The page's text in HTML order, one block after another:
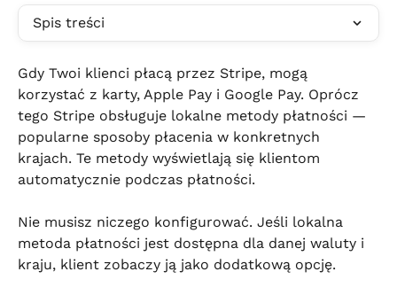
Spis treści
Gdy Twoi klienci płacą przez Stripe, mogą
korzystać z karty, Apple Pay i Google Pay. Oprócz
tego Stripe obsługuje lokalne metody płatności —
popularne sposoby płacenia w konkretnych
krajach. Te metody wyświetlają się klientom
automatycznie podczas płatności.
Nie musisz niczego konfigurować. Jeśli lokalna
metoda płatności jest dostępna dla danej waluty i
kraju, klient zobaczy ją jako dodatkową opcję.